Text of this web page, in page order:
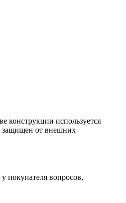
конструкции используется
защищен от внешних
покупателя вопросов,